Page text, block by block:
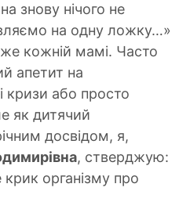
знову нічого не
на одну ложку…»
кожній мамі. Часто
апетит на
кризи або просто
як дитячий
досвідом, я,
, стверджую:
крик організму про